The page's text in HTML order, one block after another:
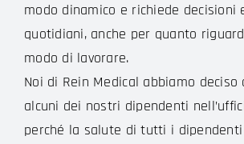
modo dinamico e richiede decisioni
quotidiani, anche per quanto
modo di lavorare.
Noi di Rein Medical abbiamo
alcuni dei nostri dipendenti
perché la salute di tutti i